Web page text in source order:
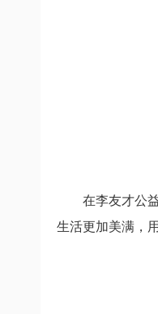
在李友才公
生活更加美满，